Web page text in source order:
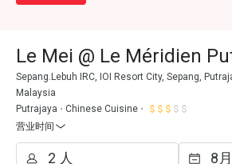
Le Mei @ Le Méridien
Sepang.Lebuh IRC, IOI Resort City, Sepang,
Malaysia
Putrajaya
Chinese Cuisine
营业时间